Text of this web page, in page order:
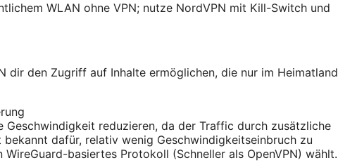
WLAN ohne VPN; nutze NordVPN mit Kill-Switch und
dir den Zugriff auf Inhalte ermöglichen, die nur im Heimatland
Geschwindigkeit reduzieren, da der Traffic durch zusätzliche
dafür, relativ wenig Geschwindigkeitseinbruch zu
WireGuard-basiertes Protokoll (Schneller als OpenVPN) wählt.